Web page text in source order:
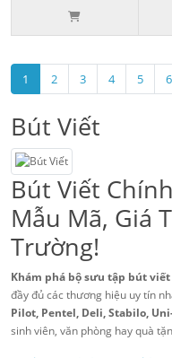
1 2 3 4 5 6
Bút Viết
Bút Viết
Mẫu Mã, Giá
Trường!
Khám phá bộ sưu tập bút
đầy đủ các thương hiệu uy tín
Pilot, Pentel, Deli, Stabilo,
sinh viên, văn phòng hay quà